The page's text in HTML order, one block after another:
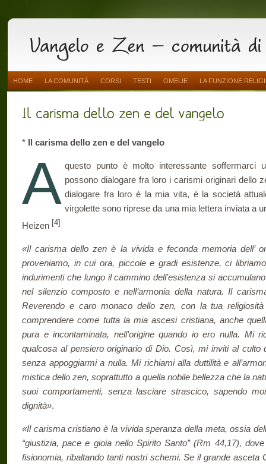
HOME LA COMUNITÀ CORSI TESTI OMELIE LA FUNZIONE
* Il carisma dello zen e del vangelo
A questo punto è molto interessante soffermarci
possono dialogare fra loro i carismi originari dello
dialogare fra loro è la mia vita, è la società
virgolette sono riprese da una mia lettera inviata a
Heizen [4]
«Il carisma dello zen è la vivida e feconda memoria dell’
proveniamo, in cui ora, piccole e gradi esistenze, ci
indurimenti che lungo il cammino dell’esi­stenza si
nel silenzio compo­sto e nell’armonia della natura. Il
Reverendo e caro monaco dello zen, con la tua
comprendere come tutta la mia ascesi cristiana, anche
pura e incontaminata, nell’origine quando io ero nulla. Mi
qualcosa al pensiero origi­nario di Dio. Così, mi inviti al culto
senza appoggiarmi a nulla. Mi richiami alla duttilità e
mistica dello zen, soprattutto a quella nobile bellezza che la
suoi comportamenti, senza lasciare strascico, sapendo
dignità».
«Il carisma cristiano è la vivida speranza della meta, ossia
“giustizia, pace e gioia nello Spirito Santo” (Rm 44,17),
fisionomia, ribaltando tanti nostri schemi. Se il grande asceta